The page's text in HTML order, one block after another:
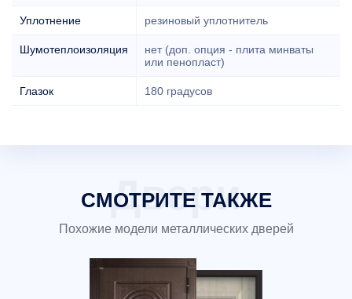
Уплотнение резиновый уплотнитель
Шумотеплоизоляция
нет (доп. опция - плита минваты
или пенопласт)
Глазок 180 градусов
СМОТРИТЕ ТАКЖЕ
Похожие модели металлических дверей